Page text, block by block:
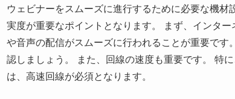
ウェビナーをスムーズに進行するために必要な機
実度が重要なポイントとなります。 まず、インタ
や音声の配信がスムーズに行われることが重要で
認しましょう。 また、回線の速度も重要です。 特
は、高速回線が必須となります。